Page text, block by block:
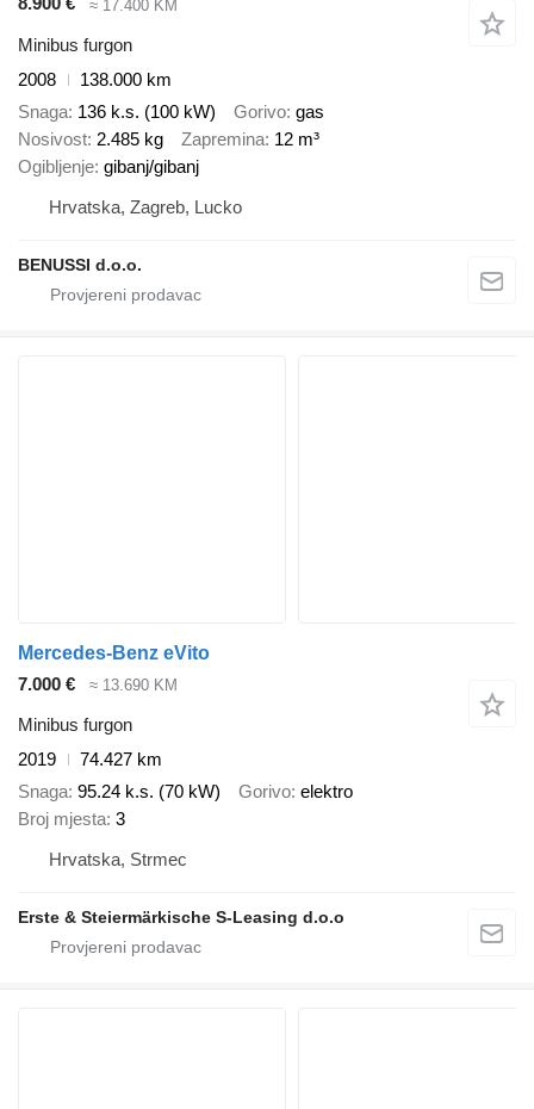
≈ 17.400 KM
Minibus furgon
2008
138.000 km
Snaga 136 k.s. (100 kW) Gorivo gas
Nosivost 2.485 kg Zapremina 12 m³
Ogibljenje gibanj/gibanj
Hrvatska, Zagreb, Lucko
BENUSSI d.o.o.
Mercedes-Benz eVito
7.000 €
≈ 13.690 KM
Minibus furgon
2019
74.427 km
Snaga 95.24 k.s. (70 kW) Gorivo elektro
Broj mjesta 3
Hrvatska, Strmec
Erste & Steiermärkische S-Leasing d.o.o